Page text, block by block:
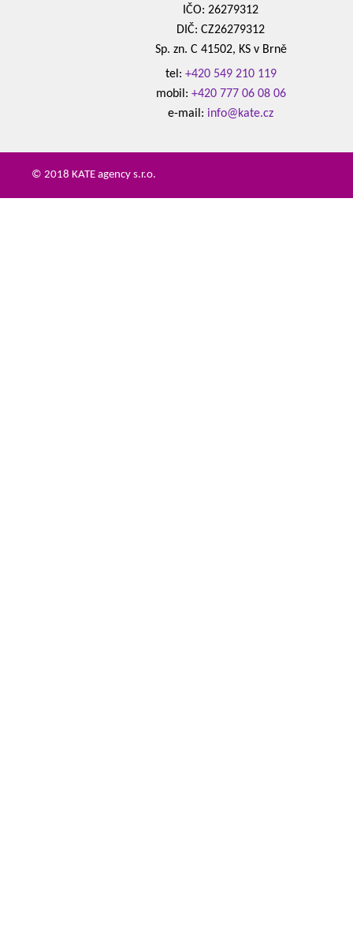
IČO: 26279312
DIČ: CZ26279312
Sp. zn. C 41502, KS v Brně
tel: +420 549 210 119
mobil: +420 777 06 08 06
e-mail: info@kate.cz
© 2018 KATE agency s.r.o.